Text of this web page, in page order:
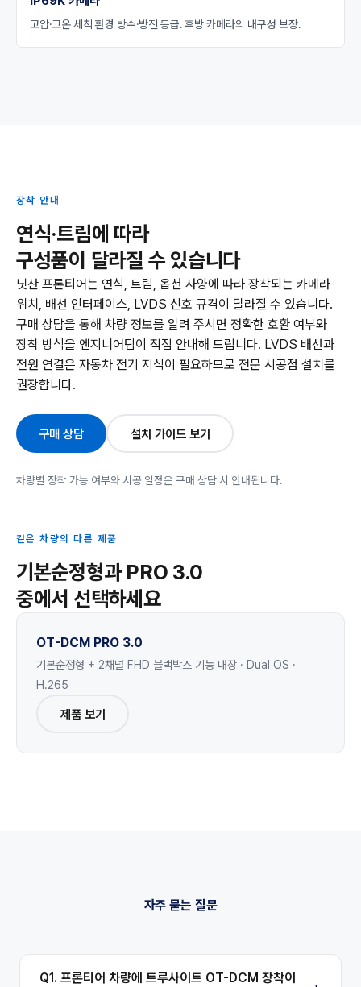
고압·고온 세척 환경 방수·방진 등급. 후방 카메라의 내구성 보장.
장착 안내
연식·트림에 따라
구성품이 달라질 수 있습니다
닛산 프론티어는 연식, 트림, 옵션 사양에 따라 장착되는 카메라
위치, 배선 인터페이스, LVDS 신호 규격이 달라질 수 있습니다.
구매 상담을 통해 차량 정보를 알려 주시면 정확한 호환 여부와
장착 방식을 엔지니어팀이 직접 안내해 드립니다. LVDS 배선과
전원 연결은 자동차 전기 지식이 필요하므로 전문 시공점 설치를
권장합니다.
구매 상담 설치 가이드 보기
차량별 장착 가능 여부와 시공 일정은 구매 상담 시 안내됩니다.
같은 차량의 다른 제품
기본순정형과 PRO 3.0
중에서 선택하세요
OT-DCM PRO 3.0
기본순정형 + 2채널 FHD 블랙박스 기능 내장 · Dual OS ·
H.265
제품 보기
자주 묻는 질문
Q1. 프론티어 차량에 트루사이트 OT-DCM 장착이